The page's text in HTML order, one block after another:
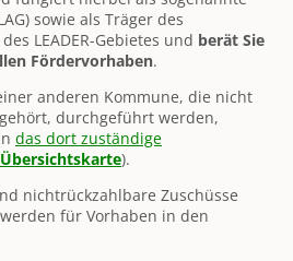
sowie als Träger des
LEADER-Gebietes und berät Sie
Fördervorhaben.
anderen Kommune, die nicht
durchgeführt werden,
das dort zuständige
Übersichtskarte).
nichtrückzahlbare Zuschüsse
für Vorhaben in den